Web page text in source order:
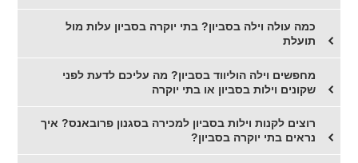
כמה עולה וילה בסביון? בתי יוקרה בסביון עלות מול
תועלת
מחפשים וילה הוליווד בסביון? מה עליכם לדעת לפני
שקונים וילות בסביון או בתי יוקרה
רוצים לקנות וילות בסביון למכירה בסגנון פרובאנס? איך
נראים בתי יוקרה בסביון?